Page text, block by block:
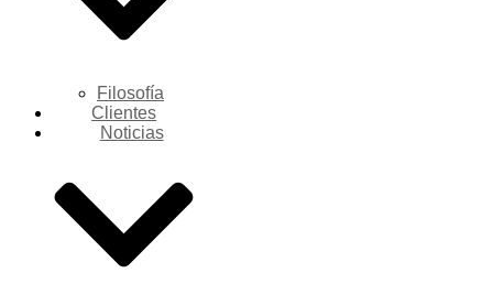
Filosofía
Clientes
Noticias